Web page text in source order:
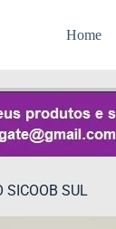
Home
SICOOB SUL